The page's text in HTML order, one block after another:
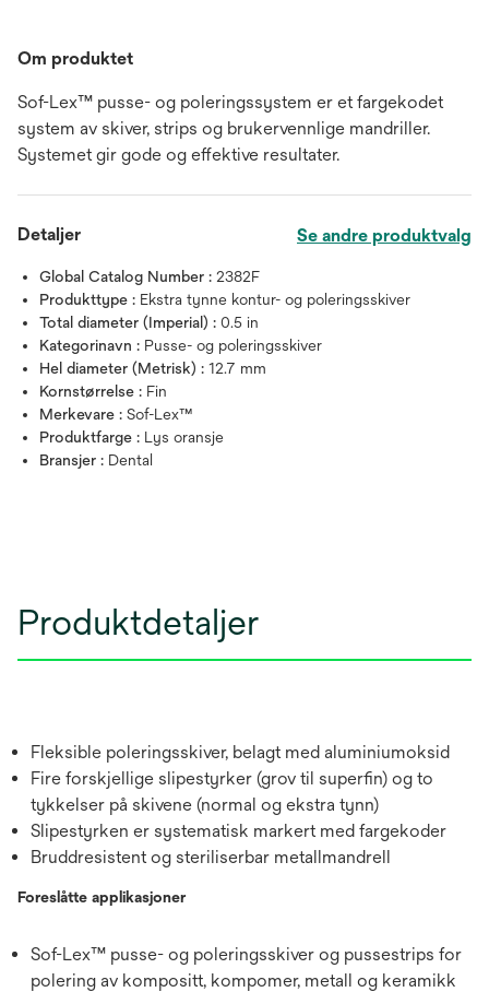
Om produktet
Sof-Lex™ pusse- og poleringssystem er et fargekodet
system av skiver, strips og brukervennlige mandriller.
Systemet gir gode og effektive resultater.
Detaljer Se andre produktvalg
Global Catalog Number : 2382F
Produkttype : Ekstra tynne kontur- og poleringsskiver
Total diameter (Imperial) : 0.5 in
Kategorinavn : Pusse- og poleringsskiver
Hel diameter (Metrisk) : 12.7 mm
Kornstørrelse : Fin
Merkevare : Sof-Lex™
Produktfarge : Lys oransje
Bransjer : Dental
Produktdetaljer
Fleksible poleringsskiver, belagt med aluminiumoksid
Fire forskjellige slipestyrker (grov til superfin) og to
tykkelser på skivene (normal og ekstra tynn)
Slipestyrken er systematisk markert med fargekoder
Bruddresistent og steriliserbar metallmandrell
Foreslåtte applikasjoner
Sof-Lex™ pusse- og poleringsskiver og pussestrips for
polering av kompositt, kompomer, metall og keramikk